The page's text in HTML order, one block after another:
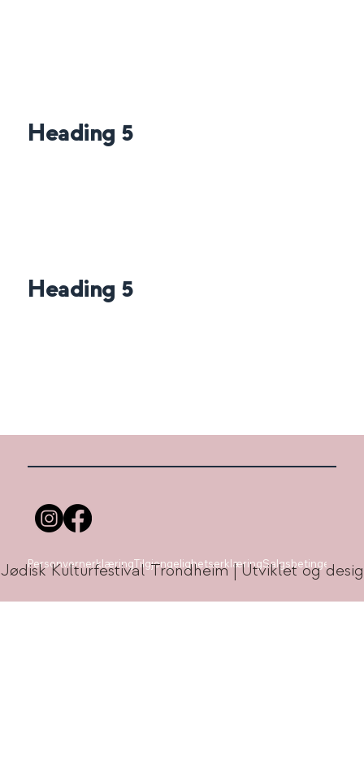
Heading 5
Heading 5
PersonvernerklæringTilgjengelighetserklæringSalgsbetingelser
Kulturfestival Trondheim | Utviklet og